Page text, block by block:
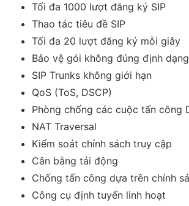
Tối đa 1000 lượt đăng ký SIP
Thao tác tiêu đề SIP
Tối đa 20 lượt đăng ký mỗi giây
Bảo vệ gói không đúng định
SIP Trunks không giới hạn
QoS (ToS, DSCP)
Phòng chống các cuộc tấn công
NAT Traversal
Kiểm soát chính sách truy cập
Cân bằng tải động
Chống tấn công dựa trên chính
Công cụ định tuyến linh hoạt